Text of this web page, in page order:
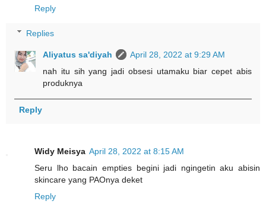
Reply
Replies
Aliyatus sa'diyah
April 28, 2022 at 9:29 AM
nah itu sih yang jadi obsesi utamaku biar cepet abis
produknya
Reply
Widy Meisya April 28, 2022 at 8:15 AM
Seru lho bacain empties begini jadi ngingetin aku abisin
skincare yang PAOnya deket
Reply